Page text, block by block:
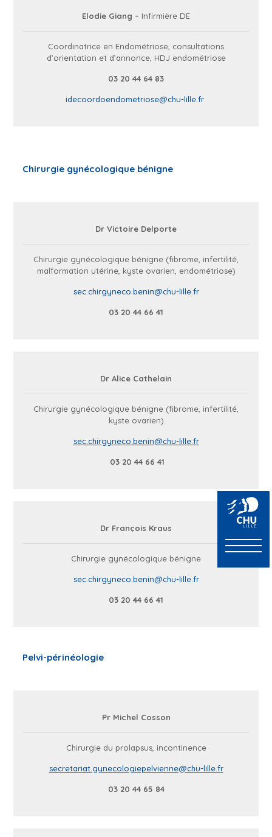
Elodie Giang – Infirmière DE
Coordinatrice en Endométriose, consultations
d’orientation et d’annonce, HDJ endométriose
03 20 44 64 83
idecoordoendometriose@chu-lille.fr
Chirurgie gynécologique bénigne
Dr Victoire Delporte
Chirurgie gynécologique bénigne (fibrome, infertilité,
malformation utérine, kyste ovarien, endométriose)
sec.chirgyneco.benin@chu-lille.fr
03 20 44 66 41
Dr Alice Cathelain
Chirurgie gynécologique bénigne (fibrome, infertilité,
kyste ovarien)
sec.chirgyneco.benin@chu-lille.fr
03 20 44 66 41
Dr François Kraus
Chirurgie gynécologique bénigne
sec.chirgyneco.benin@chu-lille.fr
03 20 44 66 41
Pelvi-périnéologie
Pr Michel Cosson
Chirurgie du prolapsus, incontinence
secretariat.gynecologiepelvienne@chu-lille.fr
03 20 44 65 84